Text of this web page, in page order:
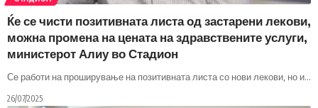
Ќе се чисти позитивната листа од застарени лекови,
можна промена на цената на здравствените услуги,
министерот Алиу во Стадион
Се работи на проширување на позитивната листа со нови лекови, но и…
26/07/2025